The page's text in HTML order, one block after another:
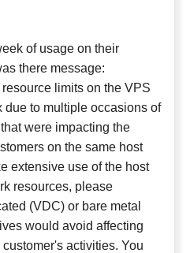
of usage on their
there message:
limits on the VPS
due to multiple occasions of
were impacting the
on the same host
extensive use of the host
resources, please
(VDC) or bare metal
would avoid affecting
activities. You